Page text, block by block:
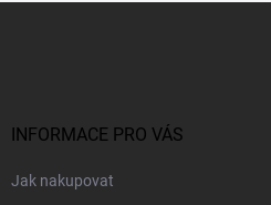
INFORMACE PRO VÁS
Jak nakupovat